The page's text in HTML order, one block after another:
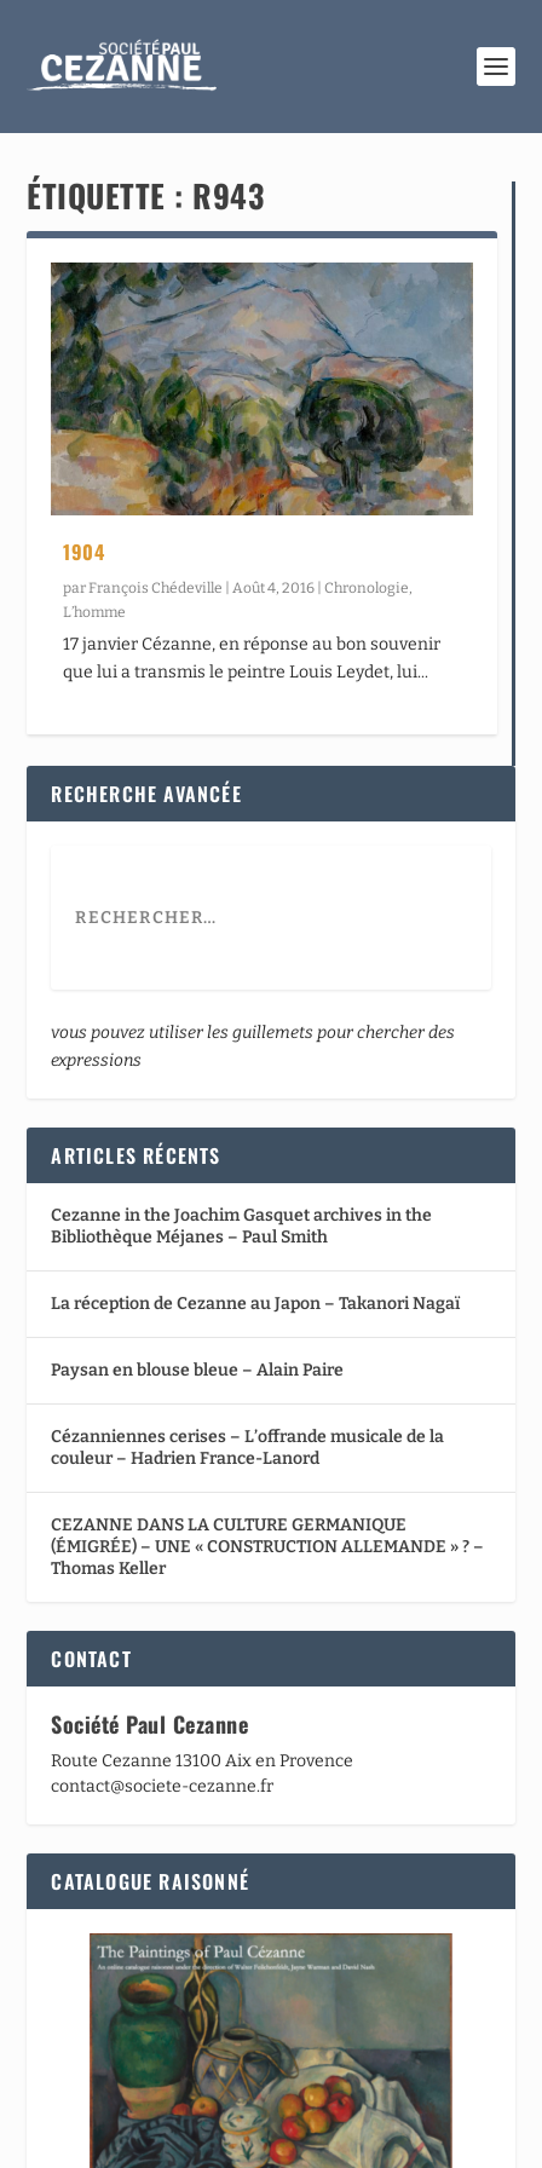
ÉTIQUETTE : R943
1904
par François Chédeville Août 4, 2016 |Chronologie
L’homme
17 janvier Cézanne, en réponse au bon souvenir
que lui a transmis le peintre Louis Leydet, lui...
RECHERCHE AVANCÉE
vous pouvez utiliser les guillemets pour chercher des
expressions
ARTICLES RÉCENTS
Cezanne in the Joachim Gasquet archives in the
Bibliothèque Méjanes – Paul Smith
La réception de Cezanne au Japon – Takanori Nagaï
Paysan en blouse bleue – Alain Paire
Cézanniennes cerises – L’offrande musicale de la
couleur – Hadrien France-Lanord
CEZANNE DANS LA CULTURE GERMANIQUE
(ÉMIGRÉE) – UNE « CONSTRUCTION ALLEMANDE » ? –
Thomas Keller
CONTACT
Société Paul Cezanne
Route Cezanne 13100 Aix en Provence
contact@societe-cezanne.fr
CATALOGUE RAISONNÉ